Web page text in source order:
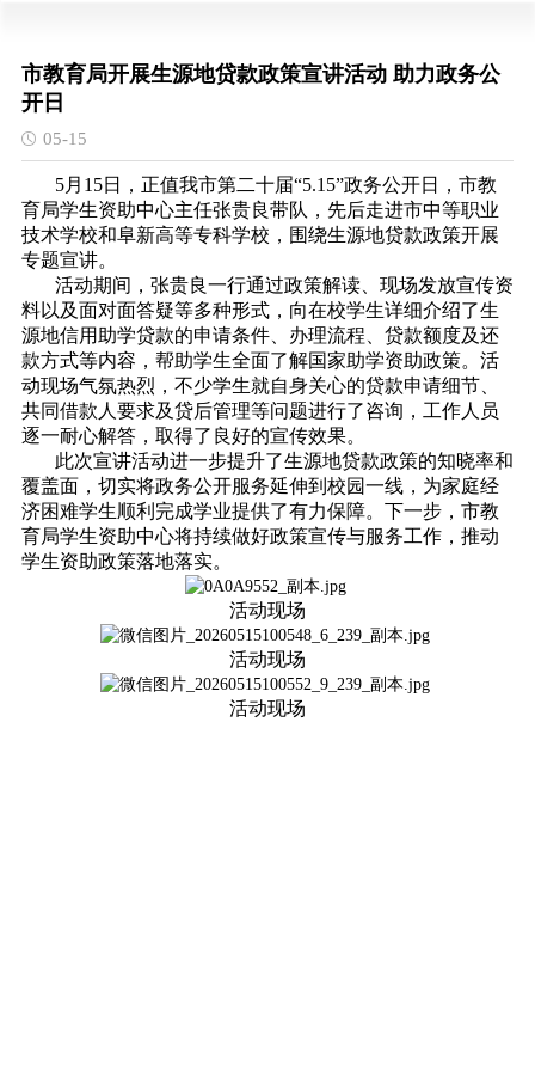
市教育局开展生源地贷款政策宣讲活动 助力政务公
开日
05-15
5月15日，正值我市第二十届“5.15”政务公开日，市教
育局学生资助中心主任张贵良带队，先后走进市中等职业
技术学校和阜新高等专科学校，围绕生源地贷款政策开展
专题宣讲。
活动期间，张贵良一行通过政策解读、现场发放宣传资
料以及面对面答疑等多种形式，向在校学生详细介绍了生
源地信用助学贷款的申请条件、办理流程、贷款额度及还
款方式等内容，帮助学生全面了解国家助学资助政策。活
动现场气氛热烈，不少学生就自身关心的贷款申请细节、
共同借款人要求及贷后管理等问题进行了咨询，工作人员
逐一耐心解答，取得了良好的宣传效果。
此次宣讲活动进一步提升了生源地贷款政策的知晓率和
覆盖面，切实将政务公开服务延伸到校园一线，为家庭经
济困难学生顺利完成学业提供了有力保障。下一步，市教
育局学生资助中心将持续做好政策宣传与服务工作，推动
学生资助政策落地落实。
活动现场
活动现场
活动现场